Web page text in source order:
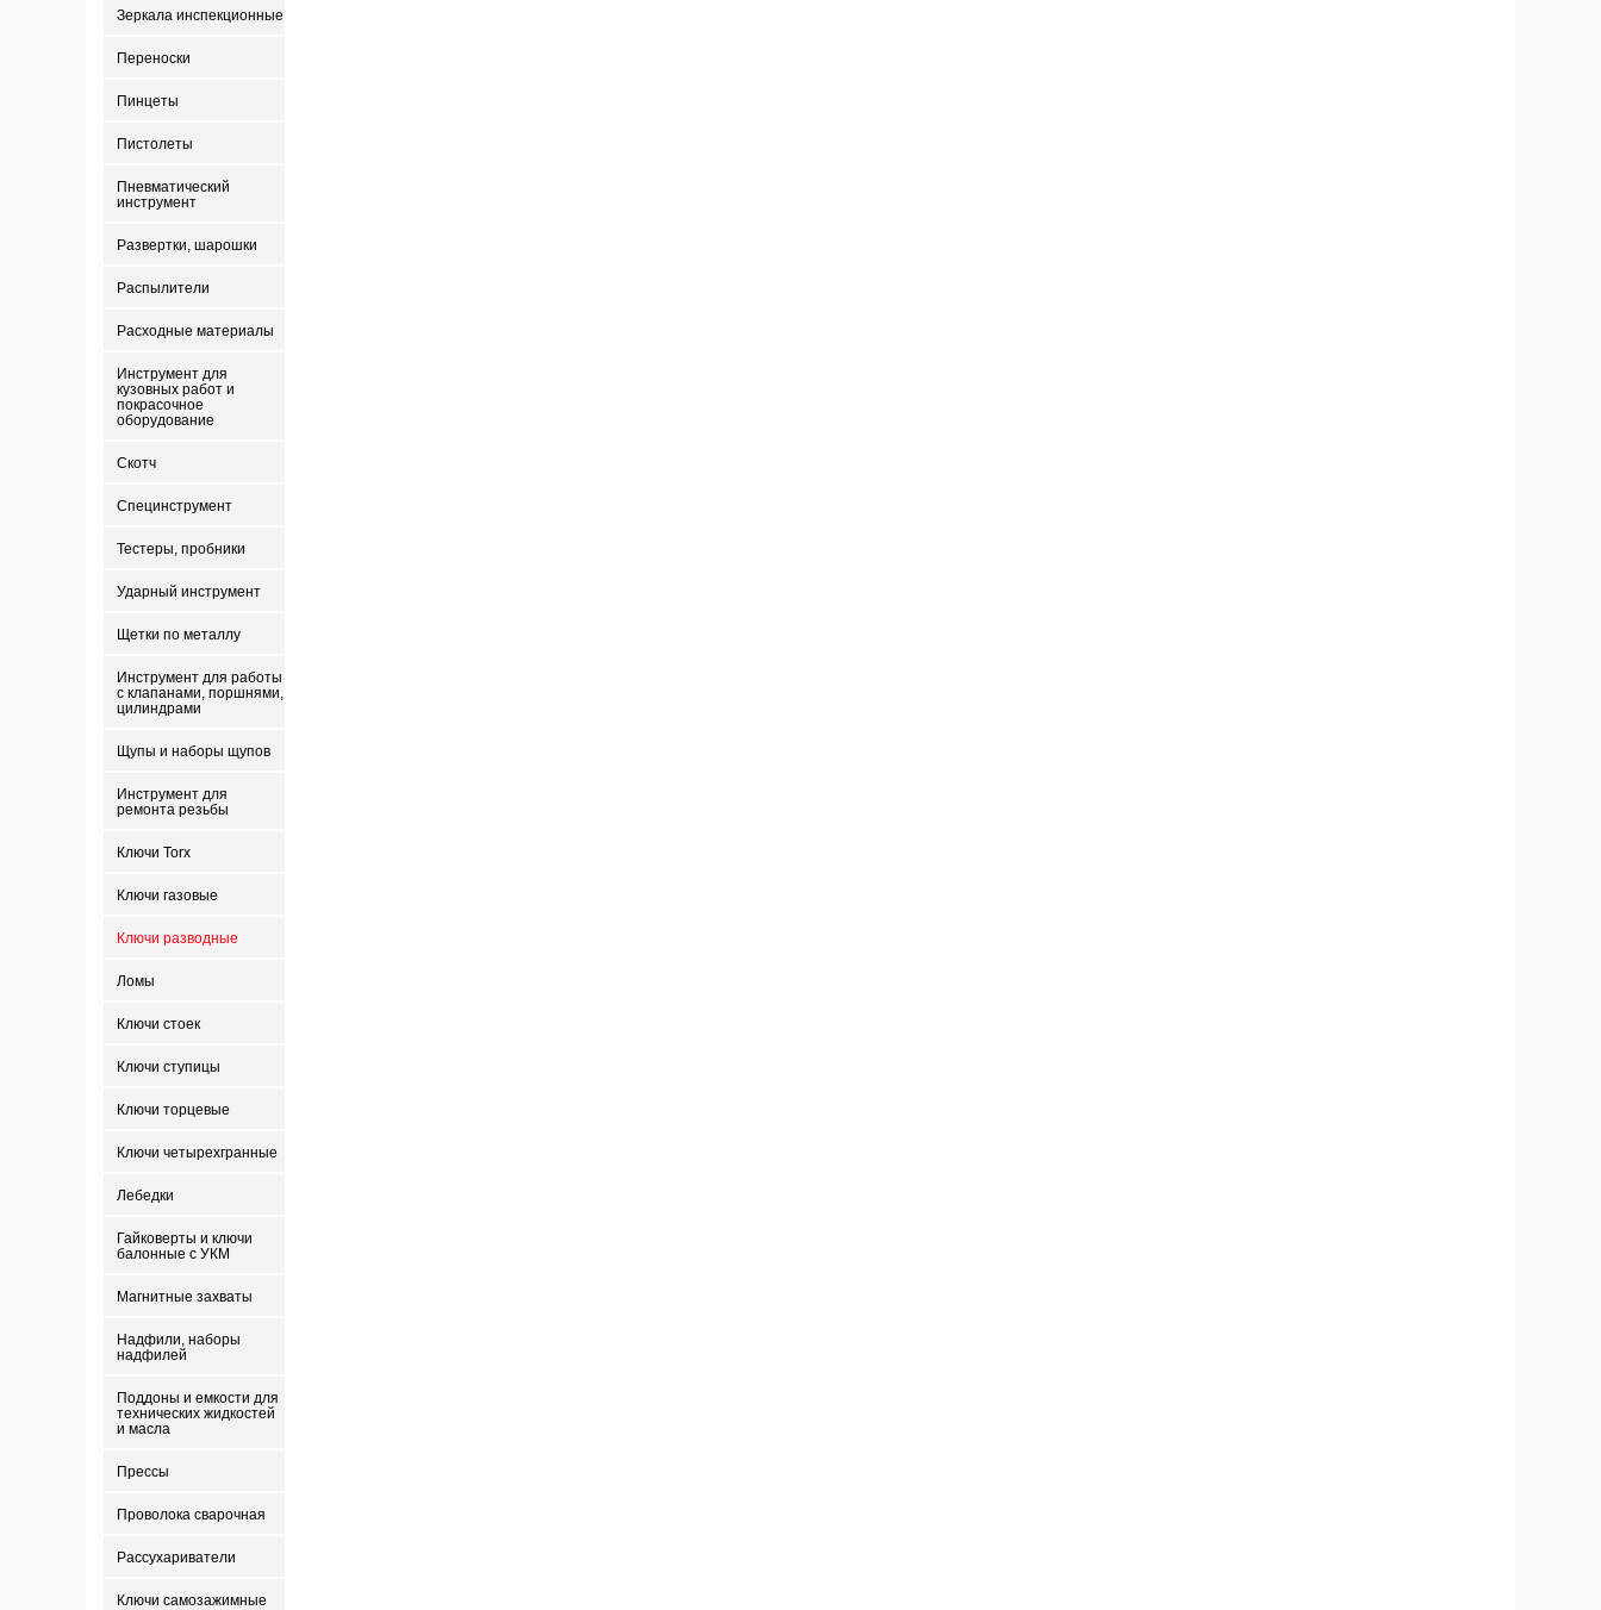
Зеркала инспекционные
Переноски
Пинцеты
Пистолеты
Пневматический
инструмент
Развертки, шарошки
Распылители
Расходные материалы
Инструмент для
кузовных работ и
покрасочное
оборудование
Скотч
Специнструмент
Тестеры, пробники
Ударный инструмент
Щетки по металлу
Инструмент для работы
с клапанами, поршнями,
цилиндрами
Щупы и наборы щупов
Инструмент для
ремонта резьбы
Ключи Torx
Ключи газовые
Ключи разводные
Ломы
Ключи стоек
Ключи ступицы
Ключи торцевые
Ключи четырехгранные
Лебедки
Гайковерты и ключи
балонные с УКМ
Магнитные захваты
Надфили, наборы
надфилей
Поддоны и емкости для
технических жидкостей
и масла
Прессы
Проволока сварочная
Рассухариватели
Ключи самозажимные